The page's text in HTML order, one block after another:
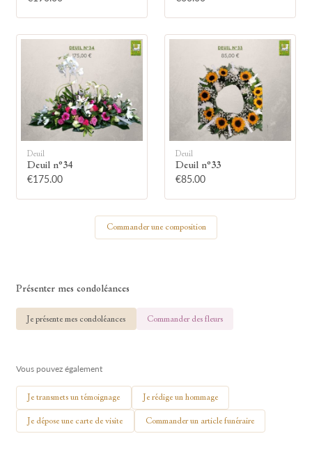
Allumez une bougie
Montrez votre soutien à la famille en
allumant symboliquement une bougie.
Votre prénom
Votre nom
🕯 Allumer ma bougie
Deuil
Deuil n°34
€175.00
Deuil
Deuil n°33
€85.00
Commander une composition
Présenter mes condoléances
Je présente mes condoléances Commander des fleurs
Vous pouvez également
Je transmets un témoignage Je rédige un hommage
Je dépose une carte de visite Commander un article funéraire